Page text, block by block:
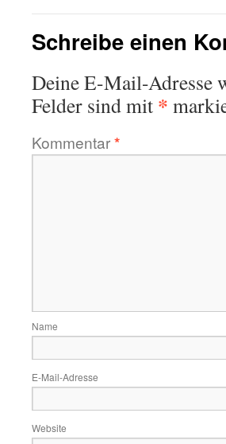
Schreibe einen
Deine E-Mail-Adresse
Felder sind mit *
Kommentar*
Name
E-Mail-Adresse
Website